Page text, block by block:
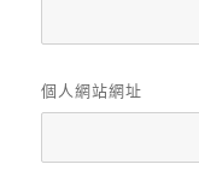
個人網站網址